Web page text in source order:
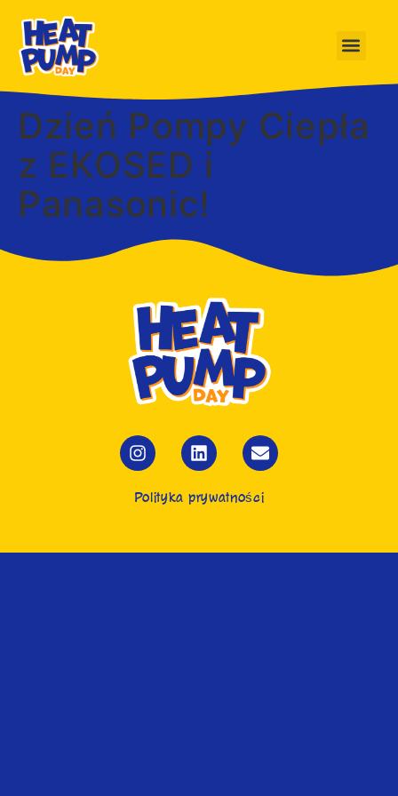
Dzień Pompy Ciepła
z EKOSED i
Panasonic!
Polityka prywatności